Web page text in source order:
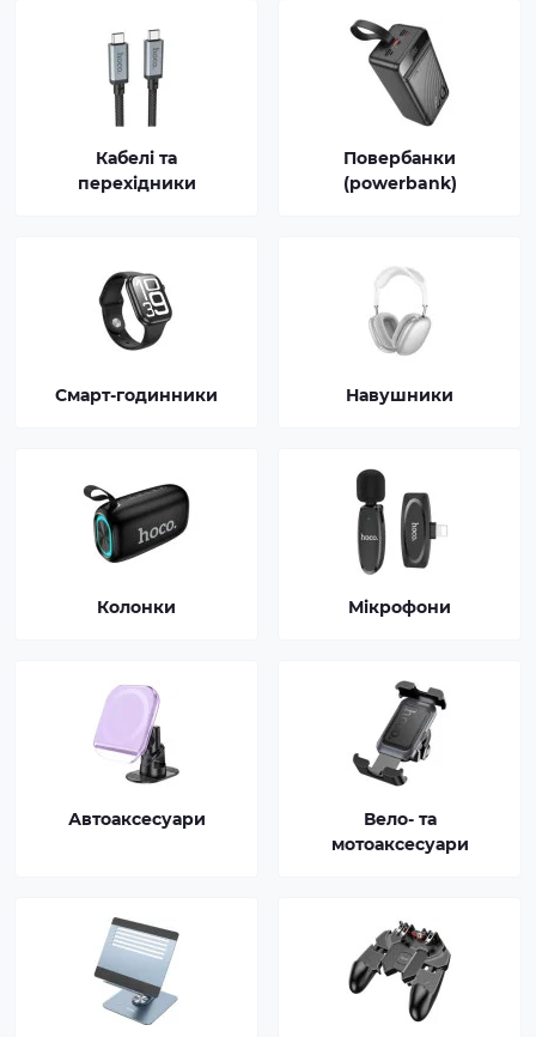
Кабелі та
перехідники
Повербанки
(powerbank)
Смарт-годинники Навушники
Колонки Мікрофони
Автоаксесуари
Вело- та
мотоаксесуари